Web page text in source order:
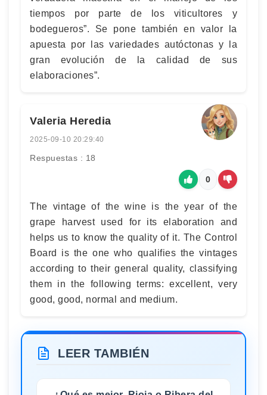
tiempos por parte de los viticultores y
bodegueros”. Se pone también en valor la
apuesta por las variedades autóctonas y la
gran evolución de la calidad de sus
elaboraciones”.
Valeria Heredia
2025-09-10 20:29:40
Respuestas : 18
0
The vintage of the wine is the year of the
grape harvest used for its elaboration and
helps us to know the quality of it. The Control
Board is the one who qualifies the vintages
according to their general quality, classifying
them in the following terms: excellent, very
good, good, normal and medium.
LEER TAMBIÉN